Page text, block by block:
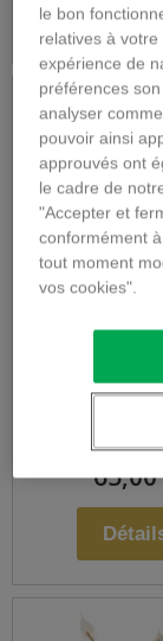
65,00
le bon
relatives à
expérience de
préférences
analyser
pouvoir ainsi
approuvés ont
le cadre de
"Accepter et
conformément
tout moment
vos cookies".